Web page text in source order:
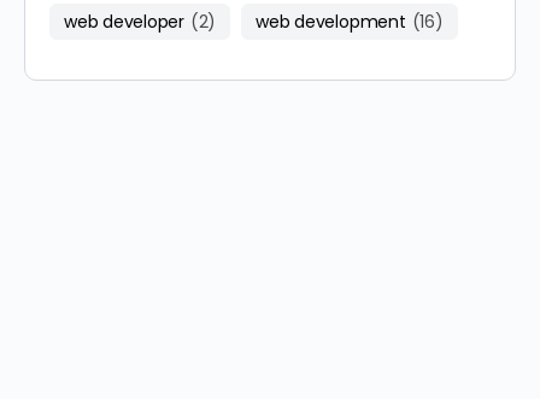
web developer (2) web development (16)